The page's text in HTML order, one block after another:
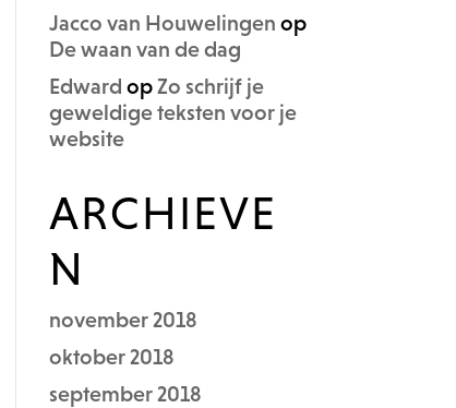
Jacco van Houwelingen op
De waan van de dag
Edward opZo schrijf je
geweldige teksten voor je
website
ARCHIEVE
N
november 2018
oktober 2018
september 2018